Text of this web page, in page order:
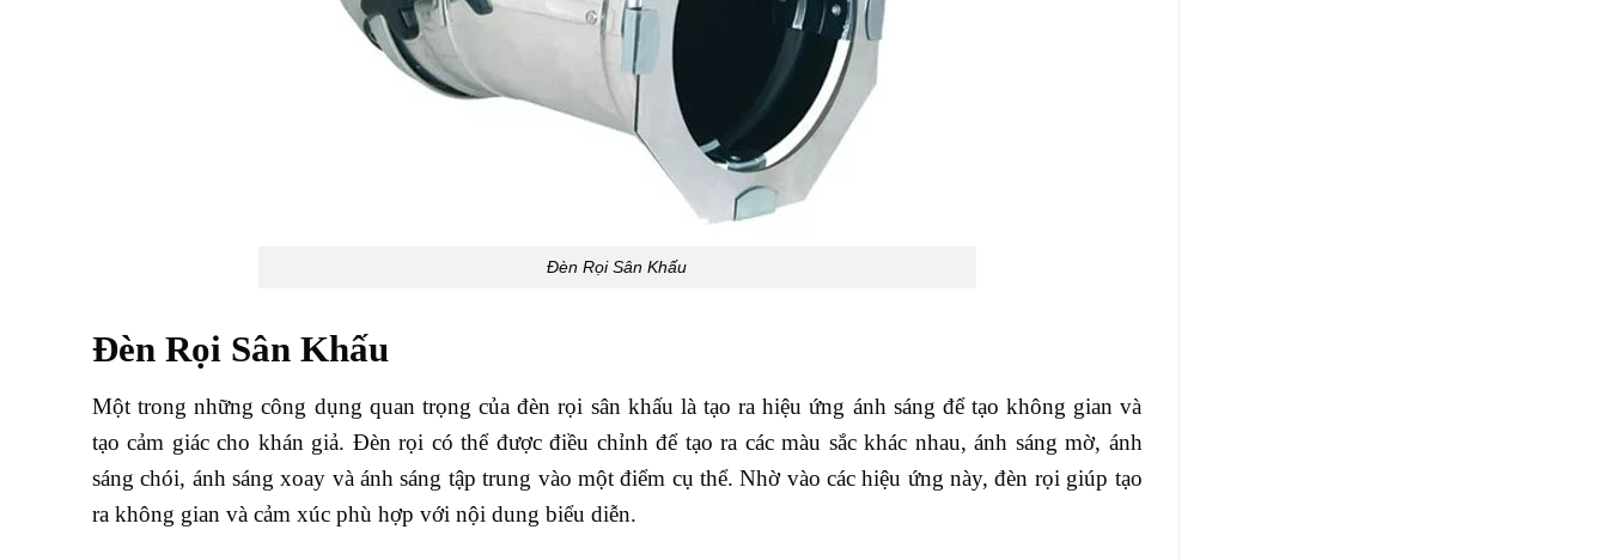
Đèn Rọi Sân Khấu
Đèn Rọi Sân Khấu
Một trong những công dụng quan trọng của đèn rọi sân khấu là tạo ra hiệu ứng ánh sáng để tạo không gian và
tạo cảm giác cho khán giả. Đèn rọi có thể được điều chỉnh để tạo ra các màu sắc khác nhau, ánh sáng mờ, ánh
sáng chói, ánh sáng xoay và ánh sáng tập trung vào một điểm cụ thể. Nhờ vào các hiệu ứng này, đèn rọi giúp tạo
ra không gian và cảm xúc phù hợp với nội dung biểu diễn.